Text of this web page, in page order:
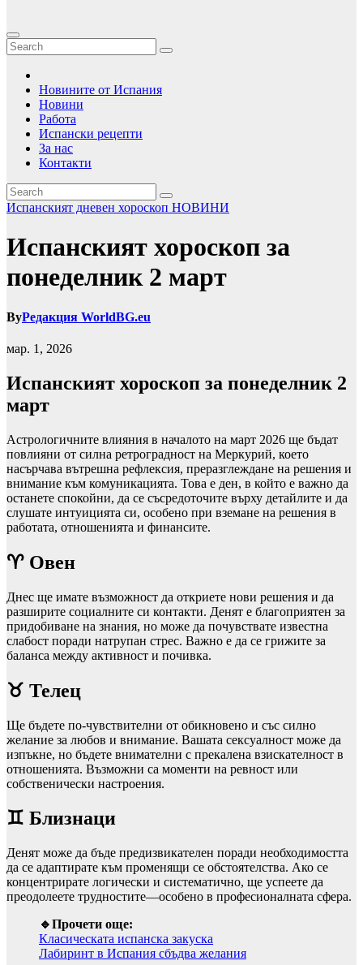
Новините от Испания
Новини
Работа
Испански рецепти
За нас
Контакти
Испанският дневен хороскоп НОВИНИ
Испанският хороскоп за
понеделник 2 март
ByРедакция WorldBG.eu
мар. 1, 2026
Испанският хороскоп за понеделник 2
март
Астрологичните влияния в началото на март 2026 ще бъдат
повлияни от силна ретроградност на Меркурий, което
насърчава вътрешна рефлексия, преразглеждане на решения и
внимание към комуникацията. Това е ден, в който е важно да
останете спокойни, да се съсредоточите върху детайлите и да
слушате интуицията си, особено при вземане на решения в
работата, отношенията и финансите.
♈ Овен
Днес ще имате възможност да откриете нови решения и да
разширите социалните си контакти. Денят е благоприятен за
придобиване на знания, но може да почувствате известна
слабост поради натрупан стрес. Важно е да се грижите за
баланса между активност и почивка.
♉ Телец
Ще бъдете по‑чувствителни от обикновено и със силно
желание за любов и внимание. Вашата сексуалност може да
изпъкне, но бъдете внимателни с прекалена взискателност в
отношенията. Възможни са моменти на ревност или
собственически настроения.
♊ Близнаци
Денят може да бъде предизвикателен поради необходимостта
да се адаптирате към променящи се обстоятелства. Ако се
концентрирате логически и систематично, ще успеете да
преодолеете трудностите—особено в професионалната сфера.
🔹Прочети още:
Класическата испанска закуска
Лабиринт в Испания сбъдва желания